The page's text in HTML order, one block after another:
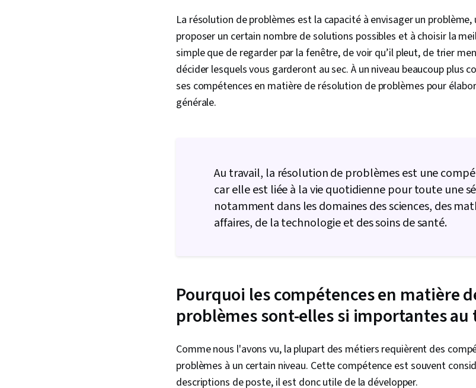
La résolution de problèmes est la capacité à envisager un
proposer un certain nombre de solutions possibles et à choisir la
simple que de regarder par la fenêtre, de voir qu’il pleut, de trier
décider lesquels vous garderont au sec. À un niveau beaucoup plus
ses compétences en matière de résolution de problèmes pour
générale.
Au travail, la résolution de problèmes est une
car elle est liée à la vie quotidienne pour toute une
notamment dans les domaines des sciences, des
affaires, de la technologie et des soins de santé.
Pourquoi les compétences en matière
problèmes sont-elles si importantes au
Comme nous l'avons vu, la plupart des métiers requièrent des
problèmes à un certain niveau. Cette compétence est souvent
descriptions de poste, il est donc utile de la développer.